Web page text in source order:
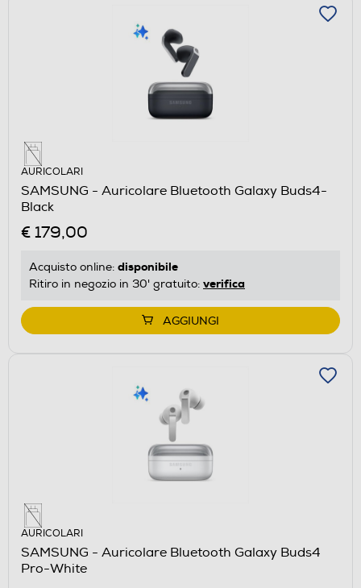
AURICOLARI
SAMSUNG - Auricolare Bluetooth Galaxy Buds4-
Black
€ 179,00
Acquisto online: disponibile
Ritiro in negozio in 30' gratuito: verifica
AGGIUNGI
AURICOLARI
SAMSUNG - Auricolare Bluetooth Galaxy Buds4
Pro-White